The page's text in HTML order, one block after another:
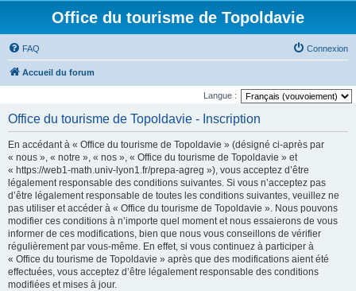
Office du tourisme de Topoldavie
FAQ Connexion
Accueil du forum
Langue :
Office du tourisme de Topoldavie - Inscription
En accédant à « Office du tourisme de Topoldavie » (désigné ci-après par
« nous », « notre », « nos », « Office du tourisme de Topoldavie » et
« https://web1-math.univ-lyon1.fr/prepa-agreg »), vous acceptez d’être
légalement responsable des conditions suivantes. Si vous n’acceptez pas
d’être légalement responsable de toutes les conditions suivantes, veuillez ne
pas utiliser et accéder à « Office du tourisme de Topoldavie ». Nous pouvons
modifier ces conditions à n’importe quel moment et nous essaierons de vous
informer de ces modifications, bien que nous vous conseillons de vérifier
régulièrement par vous-même. En effet, si vous continuez à participer à
« Office du tourisme de Topoldavie » après que des modifications aient été
effectuées, vous acceptez d’être légalement responsable des conditions
modifiées et mises à jour.